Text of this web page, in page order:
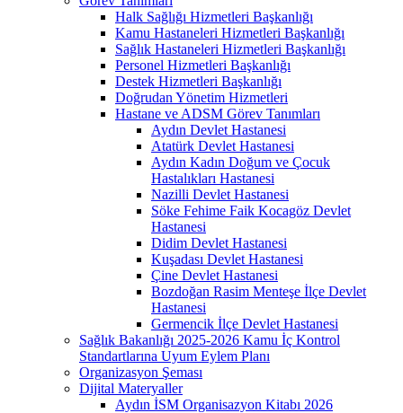
Halk Sağlığı Hizmetleri Başkanlığı
Kamu Hastaneleri Hizmetleri Başkanlığı
Sağlık Hastaneleri Hizmetleri Başkanlığı
Personel Hizmetleri Başkanlığı
Destek Hizmetleri Başkanlığı
Doğrudan Yönetim Hizmetleri
Hastane ve ADSM Görev Tanımları
Aydın Devlet Hastanesi
Atatürk Devlet Hastanesi
Aydın Kadın Doğum ve Çocuk
Hastalıkları Hastanesi
Nazilli Devlet Hastanesi
Söke Fehime Faik Kocagöz Devlet
Hastanesi
Didim Devlet Hastanesi
Kuşadası Devlet Hastanesi
Çine Devlet Hastanesi
Bozdoğan Rasim Menteşe İlçe Devlet
Hastanesi
Germencik İlçe Devlet Hastanesi
Sağlık Bakanlığı 2025-2026 Kamu İç Kontrol
Standartlarına Uyum Eylem Planı
Organizasyon Şeması
Dijital Materyaller
Aydın İSM Organisazyon Kitabı 2026